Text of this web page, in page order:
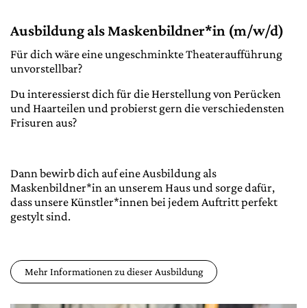
Ausbildung als Maskenbildner*in (m/w/d)
Für dich wäre eine ungeschminkte Theateraufführung
unvorstellbar?
Du interessierst dich für die Herstellung von Perücken
und Haarteilen und probierst gern die verschiedensten
Frisuren aus?
Dann bewirb dich auf eine Ausbildung als
Maskenbildner*in an unserem Haus und sorge dafür,
dass unsere Künstler*innen bei jedem Auftritt perfekt
gestylt sind.
Mehr Informationen zu dieser Ausbildung